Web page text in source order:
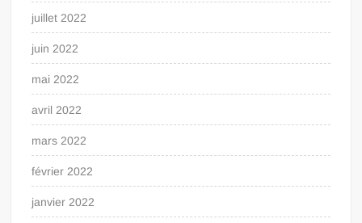
juillet 2022
juin 2022
mai 2022
avril 2022
mars 2022
février 2022
janvier 2022